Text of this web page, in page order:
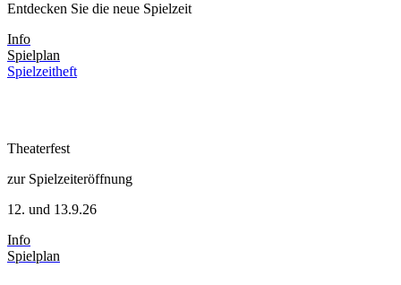
Entdecken Sie die neue Spielzeit
Info
Spielplan
Spielzeitheft
Theaterfest
zur Spielzeiteröffnung
12. und 13.9.26
Info
Spielplan